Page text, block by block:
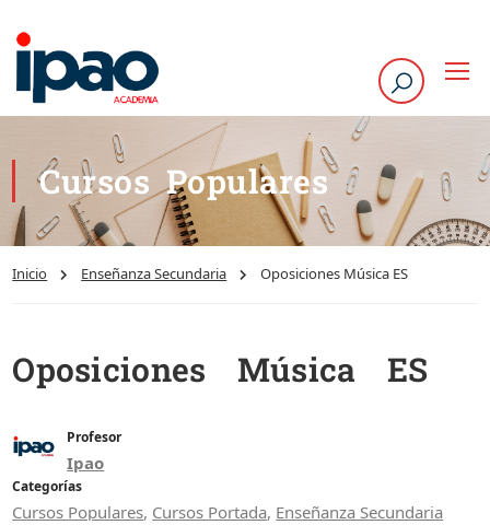
Cursos Populares
Inicio Enseñanza Secundaria Oposiciones Música ES
Oposiciones Música ES
Profesor
Ipao
Categorías
Cursos Populares, Cursos Portada, Enseñanza Secundaria